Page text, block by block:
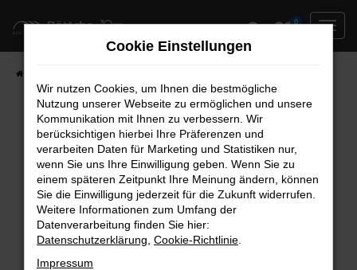
Zum
springen
0
Fehler: Network Error
Beim Laden ist ein Fehler aufgetreten.
Hier sind ein paar Tipps, die dir helfen können:
Überprüfe deine Firewall und deine
Internetverbindung.
Laden andere Webseiten, zum Beispiel deine
Cookie Einstellungen
Wir nutzen Cookies, um Ihnen die bestmögliche
Nutzung unserer Webseite zu ermöglichen und unsere
Kommunikation mit Ihnen zu verbessern. Wir
berücksichtigen hierbei Ihre Präferenzen und
verarbeiten Daten für Marketing und Statistiken nur,
wenn Sie uns Ihre Einwilligung geben. Wenn Sie zu
einem späteren Zeitpunkt Ihre Meinung ändern, können
Sie die Einwilligung jederzeit für die Zukunft widerrufen.
Weitere Informationen zum Umfang der
Datenverarbeitung finden Sie hier:
Datenschutzerklärung Cookie-Richtlinie
Impressum